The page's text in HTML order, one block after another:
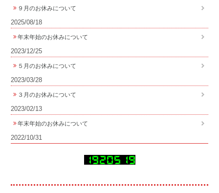
９月のお休みについて
2025/08/18
年末年始のお休みについて
2023/12/25
５月のお休みについて
2023/03/28
３月のお休みについて
2023/02/13
年末年始のお休みについて
2022/10/31